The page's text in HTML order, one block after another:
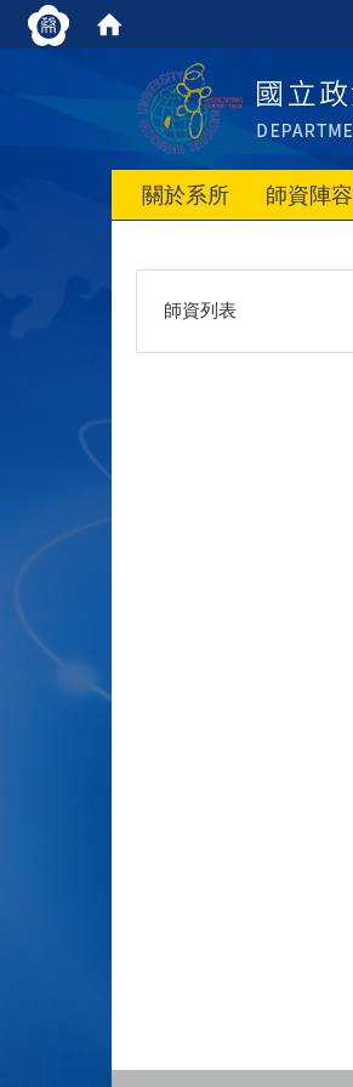
關於系所 師資陣容
師資列表